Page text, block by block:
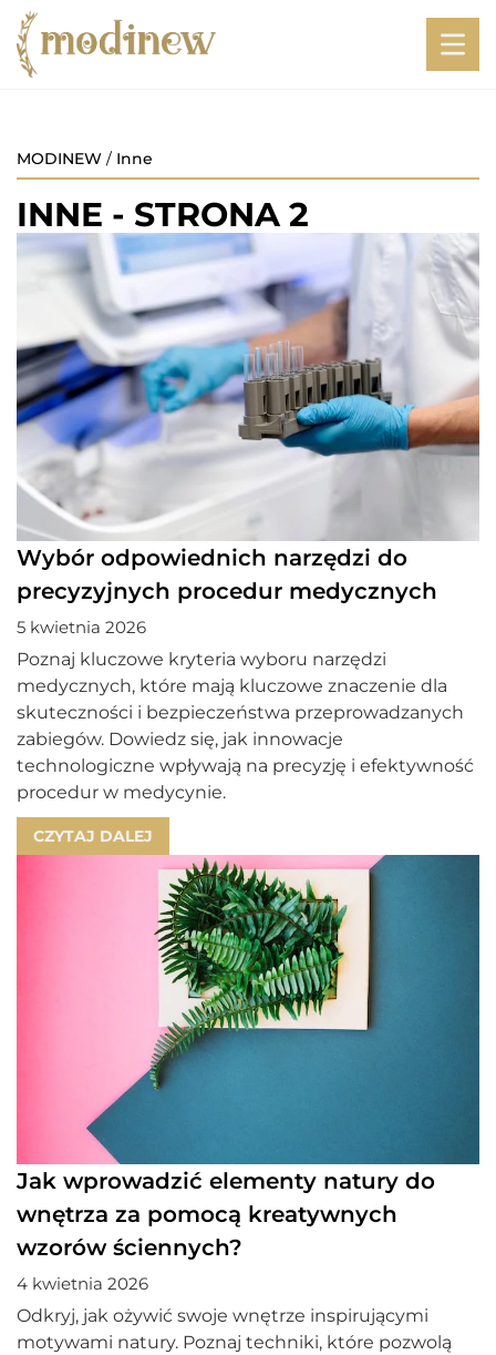
MODINEW / Inne
INNE - STRONA 2
Wybór odpowiednich narzędzi do
precyzyjnych procedur medycznych
5 kwietnia 2026
Poznaj kluczowe kryteria wyboru narzędzi
medycznych, które mają kluczowe znaczenie dla
skuteczności i bezpieczeństwa przeprowadzanych
zabiegów. Dowiedz się, jak innowacje
technologiczne wpływają na precyzję i efektywność
procedur w medycynie.
CZYTAJ DALEJ
Jak wprowadzić elementy natury do
wnętrza za pomocą kreatywnych
wzorów ściennych?
4 kwietnia 2026
Odkryj, jak ożywić swoje wnętrze inspirującymi
motywami natury. Poznaj techniki, które pozwolą